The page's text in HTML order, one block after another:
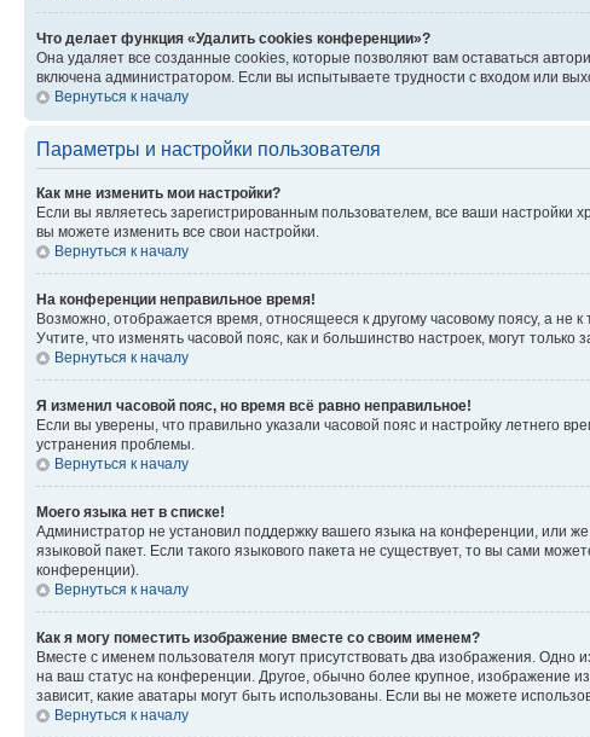
Что делает функция «Удалить cookies конференции»?
Она удаляет все созданные cookies, которые позволяют вам оставаться
включена администратором. Если вы испытываете трудности с входом или
Вернуться к началу
Параметры и настройки пользователя
Как мне изменить мои настройки?
Если вы являетесь зарегистрированным пользователем, все ваши
вы можете изменить все свои настройки.
Вернуться к началу
На конференции неправильное время!
Возможно, отображается время, относящееся к другому часовому поясу, а не
Учтите, что изменять часовой пояс, как и большинство настроек, могут
Вернуться к началу
Я изменил часовой пояс, но время всё равно неправильное!
Если вы уверены, что правильно указали часовой пояс и настройку летнего
устранения проблемы.
Вернуться к началу
Моего языка нет в списке!
Администратор не установил поддержку вашего языка на конференции, или
языковой пакет. Если такого языкового пакета не существует, то вы сами
конференции).
Вернуться к началу
Как я могу поместить изображение вместе со своим именем?
Вместе с именем пользователя могут присутствовать два изображения. Одно
на ваш статус на конференции. Другое, обычно более крупное, изображение
зависит, какие аватары могут быть использованы. Если вы не можете
Вернуться к началу